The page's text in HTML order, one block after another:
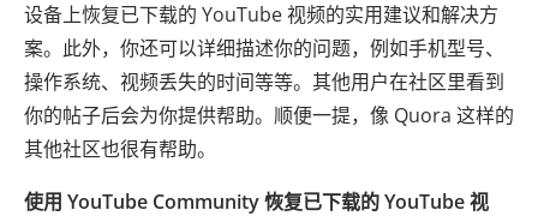
设备上恢复已下载的 YouTube 视频的实用建议和解决方
案。此外，你还可以详细描述你的问题，例如手机型号、
操作系统、视频丢失的时间等等。其他用户在社区里看到
你的帖子后会为你提供帮助。顺便一提，像 Quora 这样的
其他社区也很有帮助。
使用 YouTube Community 恢复已下载的 YouTube 视